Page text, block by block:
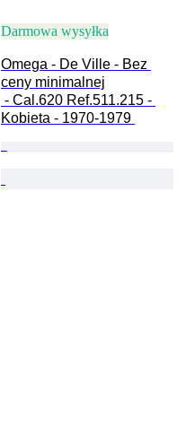
Darmowa wysyłka
Omega - De Ville - Bez
ceny minimalnej
Kobieta - 1970-1979